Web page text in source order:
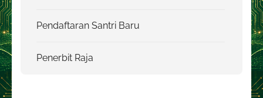
Pendaftaran Santri Baru
Penerbit Raja